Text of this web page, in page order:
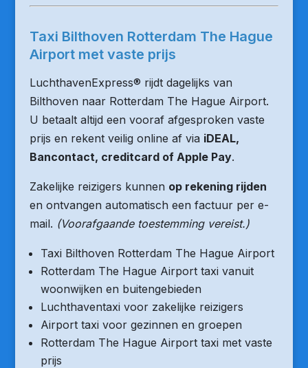
Taxi Bilthoven Rotterdam The Hague
Airport met vaste prijs
LuchthavenExpress® rijdt dagelijks van
Bilthoven naar Rotterdam The Hague Airport.
U betaalt altijd een vooraf afgesproken vaste
prijs en rekent veilig online af via iDEAL,
Bancontact, creditcard of Apple Pay.
Zakelijke reizigers kunnen op rekening rijden
en ontvangen automatisch een factuur per e-
mail. (Voorafgaande toestemming vereist.)
Taxi Bilthoven Rotterdam The Hague Airport
Rotterdam The Hague Airport taxi vanuit
woonwijken en buitengebieden
Luchthaventaxi voor zakelijke reizigers
Airport taxi voor gezinnen en groepen
Rotterdam The Hague Airport taxi met vaste
prijs